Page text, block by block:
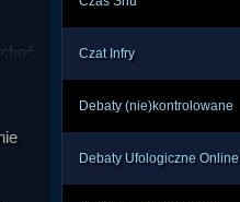
Czat Infry
Debaty (nie)kontrolowane
Debaty Ufologiczne Online